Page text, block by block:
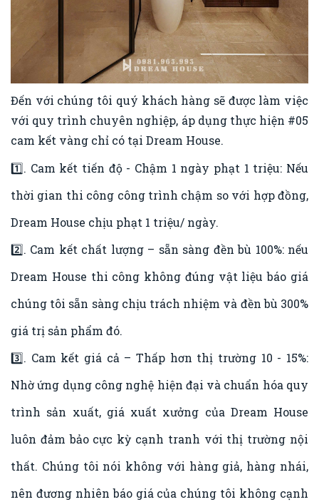
Đến với chúng tôi quý khách hàng sẽ được làm việc
với quy trình chuyên nghiệp, áp dụng thực hiện #05
cam kết vàng chỉ có tại Dream House.
1️⃣. Cam kết tiến độ - Chậm 1 ngày phạt 1 triệu: Nếu
thời gian thi công công trình chậm so với hợp đồng,
Dream House chịu phạt 1 triệu/ ngày.
2️⃣. Cam kết chất lượng – sẵn sàng đền bù 100%: nếu
Dream House thi công không đúng vật liệu báo giá
chúng tôi sẵn sàng chịu trách nhiệm và đền bù 300%
giá trị sản phẩm đó.
3️⃣. Cam kết giá cả – Thấp hơn thị trường 10 - 15%:
Nhờ ứng dụng công nghệ hiện đại và chuẩn hóa quy
trình sản xuất, giá xuất xưởng của Dream House
luôn đảm bảo cực kỳ cạnh tranh với thị trường nội
thất. Chúng tôi nói không với hàng giả, hàng nhái,
nên đương nhiên báo giá của chúng tôi không cạnh